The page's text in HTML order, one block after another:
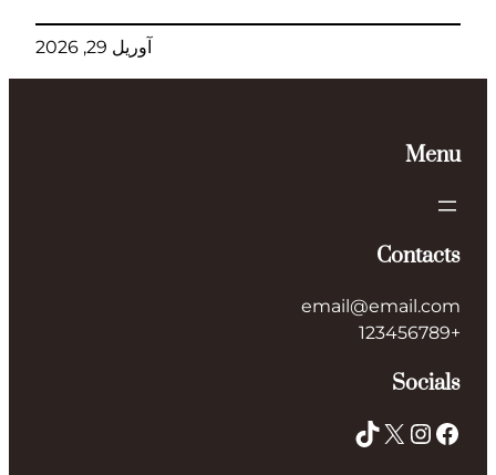
آوریل 29, 2026
Menu
Contacts
email@email.com
+123456789
Socials
Facebook
Instagram
X
TikTok